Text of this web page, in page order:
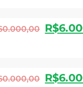
R$
R$